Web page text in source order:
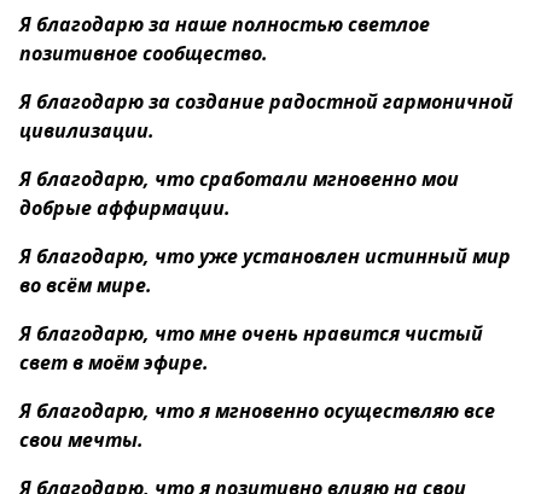
Я благодарю за наше полностью светлое
позитивное сообщество.
Я благодарю за создание радостной гармоничной
цивилизации.
Я благодарю, что сработали мгновенно мои
добрые аффирмации.
Я благодарю, что уже установлен истинный мир
во всём мире.
Я благодарю, что мне очень нравится чистый
свет в моём эфире.
Я благодарю, что я мгновенно осуществляю все
свои мечты.
Я благодарю, что я позитивно влияю на свои